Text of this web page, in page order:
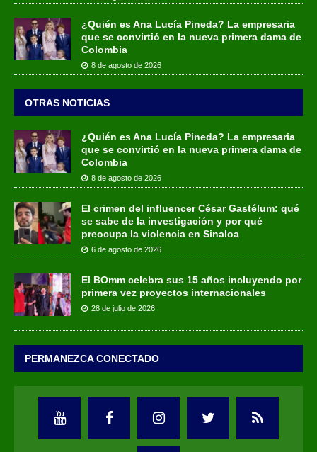
¿Quién es Ana Lucía Pineda? La empresaria
que se convirtió en la nueva primera dama de
Colombia
8 de agosto de 2026
OTRAS NOTICIAS
¿Quién es Ana Lucía Pineda? La empresaria
que se convirtió en la nueva primera dama de
Colombia
8 de agosto de 2026
El crimen del influencer César Gastélum: qué
se sabe de la investigación y por qué
preocupa la violencia en Sinaloa
6 de agosto de 2026
El BOmm celebra sus 15 años incluyendo por
primera vez proyectos internacionales
28 de julio de 2026
PERMANEZCA CONECTADO